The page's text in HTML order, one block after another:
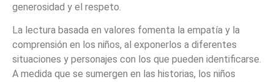
generosidad y el respeto.
La lectura basada en valores fomenta la empatía y la
comprensión en los niños, al exponerlos a diferentes
situaciones y personajes con los que pueden identificarse.
A medida que se sumergen en las historias, los niños